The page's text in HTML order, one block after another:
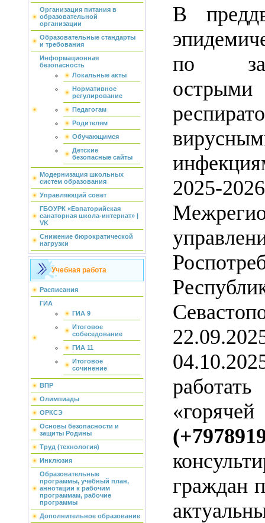
Организация питания в
образовательной
организации
Образовательные стандарты
и требования
Информационная
безопасность
Локальные акты
Нормативное
регулирование
Педагогам
Родителям
Обучающимся
Детские
безопасные сайты
Модернизация школьных
систем образования
Управляющий совет
ГБОУРК «Евпаторийская
санаторная школа-интернат» |
VK
Снижение бюрократической
нагрузки
Учебная работа
Расписания
ГИА
ГИА 9
Итоговое
собеседование
ГИА 11
Итоговое
сочинение
ВПР
Олимпиады
ОРКСЭ
Основы безопасности и
защиты Родины
Труд (технология)
Инклюзия
Образовательные
программы, учебный план,
аннотации к рабочим
программам, рабочие
программы
Дополнительное образование
В
по
острыми
2025-
граждан